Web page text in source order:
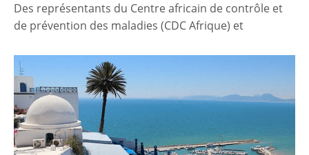
Des représentants du Centre africain de contrôle et
de prévention des maladies (CDC Afrique) et